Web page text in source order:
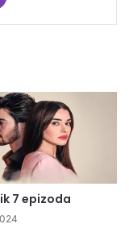
7 epizoda